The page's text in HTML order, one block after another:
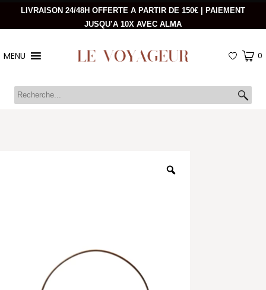
LIVRAISON 24/48H OFFERTE A PARTIR DE 150€ | PAIEMENT
JUSQU’A 10X AVEC ALMA
MENU 0